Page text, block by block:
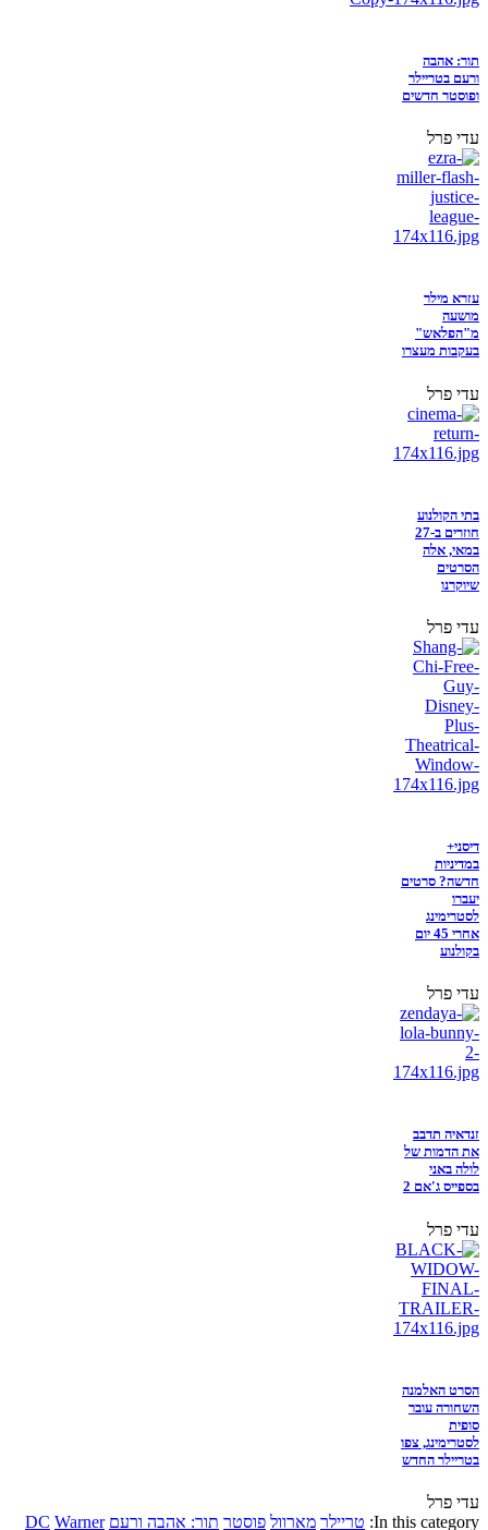
תור: אהבה
ורעם בטריילר
ופוסטר חדשים
עדי פרל
עזרא מילר
מושעה
מ"הפלאש"
בעקבות מעצרו
עדי פרל
בתי הקולנוע
חוזרים ב-27
במאי, אלה
הסרטים
שיוקרנו
עדי פרל
דיסני+
במדיניות
חדשה? סרטים
יעברו
לסטרימינג
אחרי 45 יום
בקולנוע
עדי פרל
זנדאיה תדבב
את הדמות של
לולה באני
בספייס ג'אם 2
עדי פרל
הסרט האלמנה
השחורה עובר
סופית
לסטרימינג, צפו
בטריילר החדש
עדי פרל
In this category: טריילר מארוול פוסטר תור: אהבה ורעם DC Warner